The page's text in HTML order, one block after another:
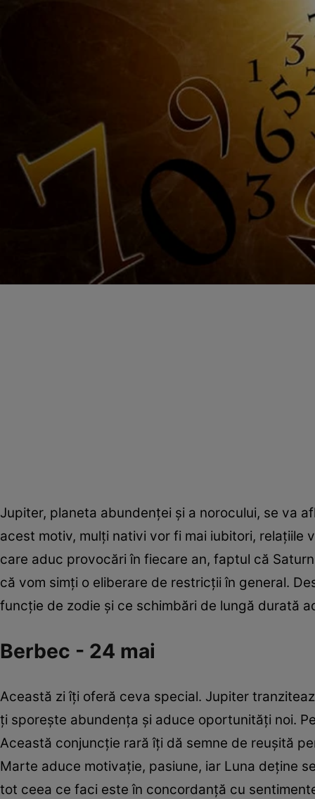
Jupiter, planeta abundenţei şi a norocului, se va
acest motiv, mulţi nativi vor fi mai iubitori, relaţiile
care aduc provocări în fiecare an, faptul că
că vom simți o eliberare de restricții în general.
funcţie de zodie şi ce schimbări de lungă durată
Berbec - 24 mai
Această zi îți oferă ceva special. Jupiter
ţi sporeşte abundența și aduce oportunități noi.
Această conjuncție rară îţi dă semne de reuşită
Marte aduce motivație, pasiune, iar Luna deține
tot ceea ce faci este în concordanță cu